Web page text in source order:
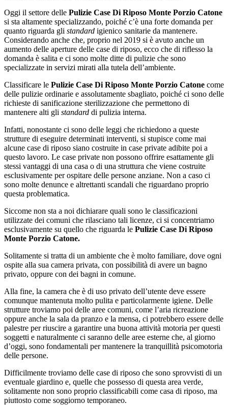
Oggi il settore delle Pulizie Case Di Riposo Monte Porzio Catone
si sta altamente specializzando, poiché c’è una forte domanda per
quanto riguarda gli standard igienico sanitarie da mantenere.
Considerando anche che, proprio nel 2019 si è avuto anche un
aumento delle aperture delle case di riposo, ecco che di riflesso la
domanda è salita e ci sono molte ditte di pulizie che sono
specializzate in servizi mirati alla tutela dell’ambiente.
Classificare le Pulizie Case Di Riposo Monte Porzio Catone come
delle pulizie ordinarie e assolutamente sbagliato, poiché ci sono delle
richieste di sanificazione sterilizzazione che permettono di
mantenere alti gli standard di pulizia interna.
Infatti, nonostante ci sono delle leggi che richiedono a queste
strutture di eseguire determinati interventi, si stupisce come mai
alcune case di riposo siano costruite in case private adibite poi a
questo lavoro. Le case private non possono offrire esattamente gli
stessi vantaggi di una casa o di una struttura che viene costruite
esclusivamente per ospitare delle persone anziane. Non a caso ci
sono molte denunce e altrettanti scandali che riguardano proprio
questa problematica.
Siccome non sta a noi dichiarare quali sono le classificazioni
utilizzate dei comuni che rilasciano tali licenze, ci si concentriamo
esclusivamente su quello che riguarda le Pulizie Case Di Riposo
Monte Porzio Catone.
Solitamente si tratta di un ambiente che è molto familiare, dove ogni
ospite alla sua camera privata, con possibilità di avere un bagno
privato, oppure con dei bagni in comune.
Alla fine, la camera che è di uso privato dell’utente deve essere
comunque mantenuta molto pulita e particolarmente igiene. Delle
strutture troviamo poi delle aree comuni, come l’aria ricreazione
oppure anche la sala da pranzo e la mensa, ci potrebbero essere delle
palestre per riuscire a garantire una buona attività motoria per questi
soggetti e naturalmente ci saranno delle aree esterne che, al giorno
d’oggi, sono fondamentali per mantenere la tranquillità psicomotoria
delle persone.
Difficilmente troviamo delle case di riposo che sono sprovvisti di un
eventuale giardino e, quelle che possesso di questa area verde,
solitamente non sono proprio classificabili come casa di riposo, ma
piuttosto come soggiorno temporaneo.